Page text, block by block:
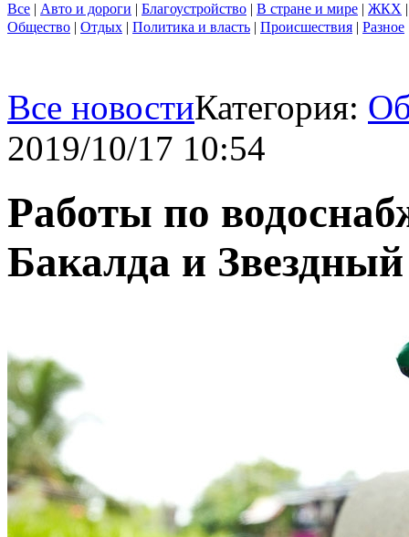
Все | Авто и дороги | Благоустройство | В стране и мире | ЖКХ
Общество | Отдых | Политика и власть | Происшествия | Разное
Все новостиКатегория:
2019/10/17 10:54
Работы по
Бакалда и